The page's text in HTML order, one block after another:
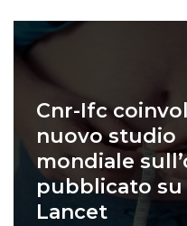
Cnr-Ifc
nuovo studio
mondiale
pubblicato su
Lancet